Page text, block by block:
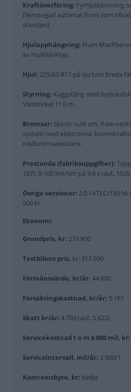
Kraftöverföring: Fyrhjulsdrivning,
(femstegad automat finns som
standard.
Hjulupphängning: Fram
av multilänktyp.
Hjul: 225/65 R17 på sju tum breda
Styrning: Kuggstång med
Vändcirkel 11,0 m.
Bromsar: Skivor runt om, fram
system med elektronisk
nödbromsassistans.
Prestanda (fabriksuppgifter):
187). 0-100 km/tim på 9,6 s (aut. 10,6).
Övriga versioner: 2.0 i-VTEC/150
900 kr.
Ekonomi:
Grundpris, kr: 273 900
Testbilens pris, kr: 313 900
Förmånsvärde, kr/år: 44 600
Försäkringskostnad, kr/år: 5 161
Skatt kr/år: 4 703 (aut. 5 622)
Servicekostnad t o m 6 000 mil, kr:
Serviceintervall, mil/år: 2 000/1
Kamremsbyte, kr: Kedja